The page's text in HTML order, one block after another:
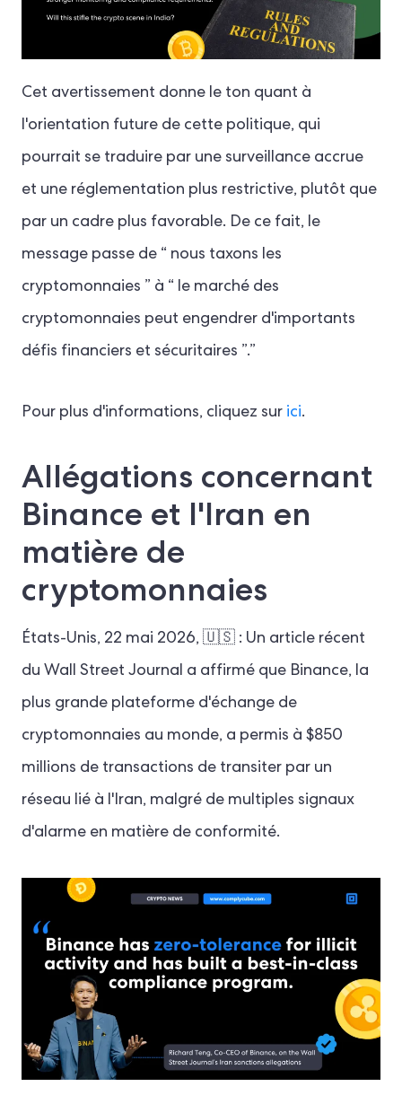
Cet avertissement donne le ton quant à
l'orientation future de cette politique, qui
pourrait se traduire par une surveillance accrue
et une réglementation plus restrictive, plutôt que
par un cadre plus favorable. De ce fait, le
message passe de “ nous taxons les
cryptomonnaies ” à “ le marché des
cryptomonnaies peut engendrer d'importants
défis financiers et sécuritaires ”.”
Pour plus d'informations, cliquez sur ici.
Allégations concernant
Binance et l'Iran en
matière de
cryptomonnaies
États-Unis, 22 mai 2026, 🇺🇸 : Un article récent
du Wall Street Journal a affirmé que Binance, la
plus grande plateforme d'échange de
cryptomonnaies au monde, a permis à $850
millions de transactions de transiter par un
réseau lié à l'Iran, malgré de multiples signaux
d'alarme en matière de conformité.